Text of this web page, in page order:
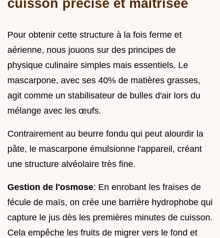
cuisson précise et maîtrisée
Pour obtenir cette structure à la fois ferme et
aérienne, nous jouons sur des principes de
physique culinaire simples mais essentiels. Le
mascarpone, avec ses 40% de matières grasses,
agit comme un stabilisateur de bulles d'air lors du
mélange avec les œufs.
Contrairement au beurre fondu qui peut alourdir la
pâte, le mascarpone émulsionne l'appareil, créant
une structure alvéolaire très fine.
Gestion de l'osmose: En enrobant les fraises de
fécule de maïs, on crée une barrière hydrophobe qui
capture le jus dès les premières minutes de cuisson.
Cela empêche les fruits de migrer vers le fond et